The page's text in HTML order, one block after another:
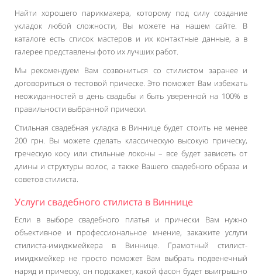
Найти хорошего парикмахера, которому под силу создание
укладок любой сложности, Вы можете на нашем сайте. В
каталоге есть список мастеров и их контактные данные, а в
галерее представлены фото их лучших работ.
Мы рекомендуем Вам созвониться со стилистом заранее и
договориться о тестовой прическе. Это поможет Вам избежать
неожиданностей в день свадьбы и быть уверенной на 100% в
правильности выбранной прически.
Стильная свадебная укладка в Виннице будет стоить не менее
200 грн. Вы можете сделать классическую высокую прическу,
греческую косу или стильные локоны – все будет зависеть от
длины и структуры волос, а также Вашего свадебного образа и
советов стилиста.
Услуги свадебного стилиста в Виннице
Если в выборе свадебного платья и прически Вам нужно
объективное и профессиональное мнение, закажите услуги
стилиста-имиджмейкера в Виннице. Грамотный стилист-
имиджмейкер не просто поможет Вам выбрать подвенечный
наряд и прическу, он подскажет, какой фасон будет выигрышно